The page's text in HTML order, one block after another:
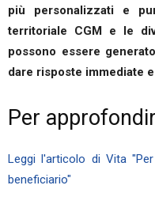
più personalizzati e
territoriale CGM e le
possono essere
dare risposte immediate
Per
Leggi l'articolo di Vita
beneficiario"